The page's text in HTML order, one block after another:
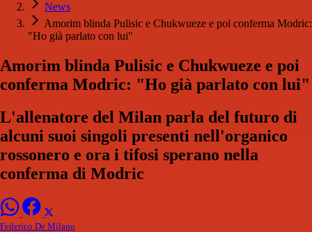
News
Amorim blinda Pulisic e Chukwueze e poi conferma Modric:
"Ho già parlato con lui"
Amorim blinda Pulisic e Chukwueze e poi
conferma Modric: "Ho già parlato con lui"
L'allenatore del Milan parla del futuro di
alcuni suoi singoli presenti nell'organico
rossonero e ora i tifosi sperano nella
conferma di Modric
Federico De Milano